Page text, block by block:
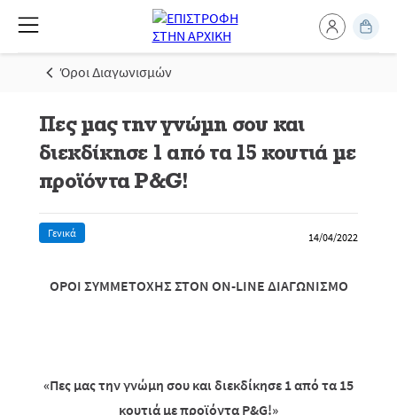
Όροι Διαγωνισμών
Πες μας την γνώμη σου και
διεκδίκησε 1 από τα 15 κουτιά με
προϊόντα P&G!
Γενικά 14/04/2022
ΟΡΟΙ ΣΥΜΜΕΤΟΧΗΣ ΣΤΟΝ ON-LINE ΔΙΑΓΩΝΙΣΜΟ
«Πες μας την γνώμη σου και διεκδίκησε 1 από τα 15
κουτιά με προϊόντα P&G!»